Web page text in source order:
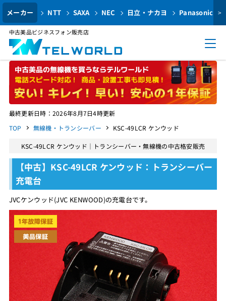
メーカー NTT SAXA NEC 日立・ナカヨ Panasonic >
中古美品ビジネスフォン販売店
最終更新日時：2026年8月7日4時更新
TOP
無線機・トランシーバー KSC-49LCR ケンウッド
KSC-49LCR ケンウッド｜トランシーバー・無線機の中古格安販売
【中古】KSC-49LCR ケンウッド：トランシーバー
充電台
JVCケンウッド(JVC KENWOOD)の充電台です。